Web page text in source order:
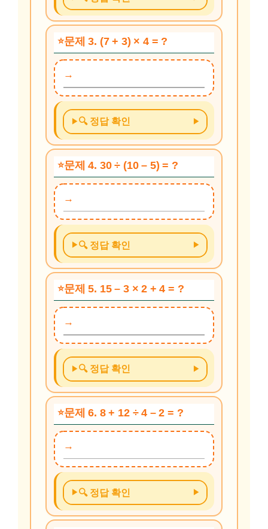
문제 3. (7 + 3) × 4 = ?
🔍 정답 확인
문제 4. 30 ÷ (10 – 5) = ?
🔍 정답 확인
문제 5. 15 – 3 × 2 + 4 = ?
🔍 정답 확인
문제 6. 8 + 12 ÷ 4 – 2 = ?
🔍 정답 확인